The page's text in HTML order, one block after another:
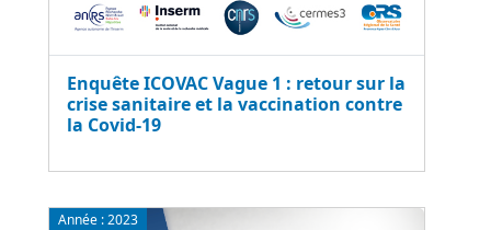
Enquête ICOVAC Vague 1 : retour sur la
crise sanitaire et la vaccination contre
la Covid-19
Année :2023